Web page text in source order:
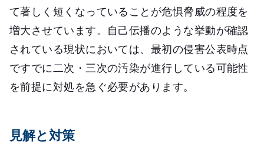
て著しく短くなっていることが危惧脅威の程度を
増大させています。自己伝播のような挙動が確認
されている現状においては、最初の侵害公表時点
ですでに二次・三次の汚染が進行している可能性
を前提に対処を急ぐ必要があります。
見解と対策